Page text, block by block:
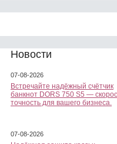
Новости
07-08-2026
Встречайте надёжный счётчик
банкнот DORS 750 S5 —
точность для вашего бизнеса.
07-08-2026